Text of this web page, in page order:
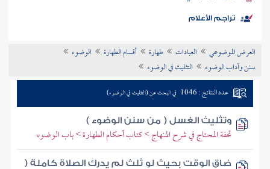
موضوعي
تراجم الأعلام
العرض الموضوعي العبادات طهارة أقسام الطهارة
الوضوء
سنن وآداب الوضوء
التثليث في الوضوء
عدد النتائج : 1046 في البحث عن (التثليث في الوضوء)
وتثليث الغسل ( من سنن الوضوء )
تحفة المحتاج في شرح المنهاج > كتاب أحكام الطهارة > باب الوضوء
ضاق الوقت بحيث لو ثلث لم يدرك الصلاة كاملة (